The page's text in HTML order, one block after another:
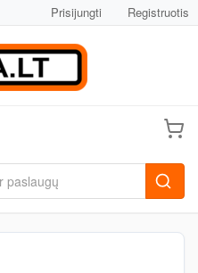
Prisijungti Registruotis